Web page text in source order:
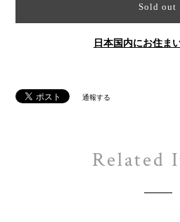
Sold out
日本国内にお住ま
通報する
Related